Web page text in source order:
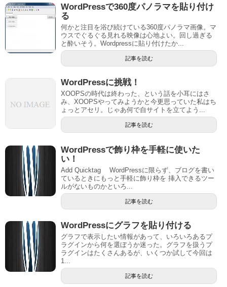
WordPressで360度パノラマを貼り付け
る
何かと注目を浴び続けている360度パノラマ画像。マ
ウスでぐるぐる見れる映像は心地よい。回し過ぎる
と酔いそう。Wordpressに貼り付けたか...
記事を読む
WordPressに挑戦！
XOOPSの時代は終わった、という話を小耳にはさ
み、XOOPSやってみようかと今更思っていた私はち
ょっとアセリ。じゃあ何で自サイトを立てよう...
記事を読む
WordPressで飾り枠を手軽に使いた
い！
Add Quicktag WordPressに限らず、ブログを書い
ているときにもっと手軽に飾り枠を 挿入できるツー
ルがないものかといろ...
記事を読む
WordPressにグラフを貼り付ける
グラフで表示したい情報があって、いろいろあるプ
ラグインから何を選ぼうか迷った。グラフを扱うプ
ラグインはたくさんあるが、いくつか試して今回は
1...
記事を読む